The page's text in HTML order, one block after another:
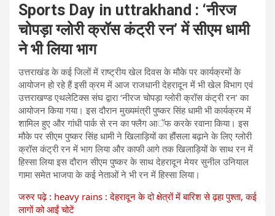
Sports Day in uttrakhand : ‘नीरज
चोपड़ा ग्लोरी क्रॉस कंट्री रन’ में सीएम धामी
ने भी लिया भाग
उत्तराखंड के कई जिलों में राष्ट्रीय खेल दिवस के मौके पर कार्यक्रमों के
आयोजन हो रहे हैं इसी क्रम में आज राजधानी देहरादून में भी खेल विभाग एवं
उत्तराखण्ड एथलेटिक्स संघ द्वारा ‘नीरज चोपड़ा ग्लोरी क्रॉस कंट्री रन’ का
आयो​जन किया गया। इस दौरान मुख्यमंत्री पुष्कर सिंह धामी भी कार्यक्रम में
शामिल हुए और गांधी पार्क से रन का फ्लैग आॅफ करके रवाना किया। इस
मौके पर सीएम पुष्कर सिंह धामी ने खिलाड़ियों का हौंसला बढ़ाने के लिए ग्लोरी
क्रॉस कंट्री रन में भाग लिया और काफी आगे तक खिलाड़ियों के साथ रन में
हिस्सा लिया इस दौरान सीएम पुष्कर के साथ देहरादून मेयर सुनील उनियाल
गामा समेत भाजपा के कई नेताओं ने भी रन में हिस्सा ​लिया।
जरुर पढ़े : heavy rains : देहरादून के दो क्षेत्रों में बारिश से ढ़हा पुश्ता, कई
लागों को आईं चोटें